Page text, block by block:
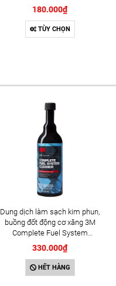
180.000₫
TÙY CHỌN
Dung dịch làm sạch kim phun,
buồng đốt động cơ xăng 3M
Complete Fuel System
Cleaner 473ml (08813)
330.000₫
HẾT HÀNG